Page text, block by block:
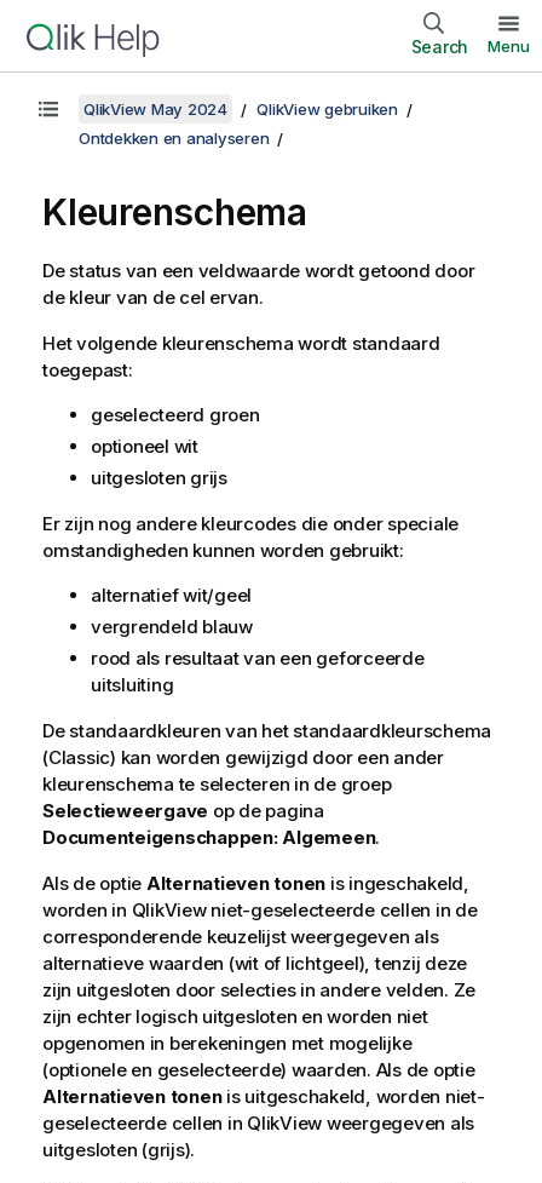
Search Menu
QlikView May 2024
QlikView gebruiken
Ontdekken en analyseren
Kleurenschema
De status van een veldwaarde wordt getoond door
de kleur van de cel ervan.
Het volgende kleurenschema wordt standaard
toegepast:
geselecteerd groen
optioneel wit
uitgesloten grijs
Er zijn nog andere kleurcodes die onder speciale
omstandigheden kunnen worden gebruikt:
alternatief wit/geel
vergrendeld blauw
rood als resultaat van een geforceerde
uitsluiting
De standaardkleuren van het standaardkleurschema
(Classic) kan worden gewijzigd door een ander
kleurenschema te selecteren in de groep
Selectieweergave op de pagina
Documenteigenschappen: Algemeen.
Als de optie Alternatieven tonen is ingeschakeld,
worden in QlikView niet-geselecteerde cellen in de
corresponderende keuzelijst weergegeven als
alternatieve waarden (wit of lichtgeel), tenzij deze
zijn uitgesloten door selecties in andere velden. Ze
zijn echter logisch uitgesloten en worden niet
opgenomen in berekeningen met mogelijke
(optionele en geselecteerde) waarden. Als de optie
Alternatieven tonenis uitgeschakeld, worden niet-
geselecteerde cellen in QlikView weergegeven als
uitgesloten (grijs).